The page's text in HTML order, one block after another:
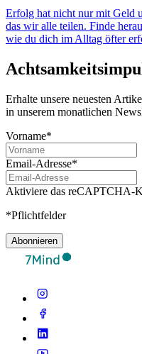
Erfolg hat nicht nur mit Geld
das wir alle teilen. Finde
wie du dich im Alltag öfter
Erhalte unsere neuesten
in unserem monatlichen
Vorname*
Email-Adresse*
Aktiviere das reCAPTCHA-
*Pflichtfelder
Abonnieren